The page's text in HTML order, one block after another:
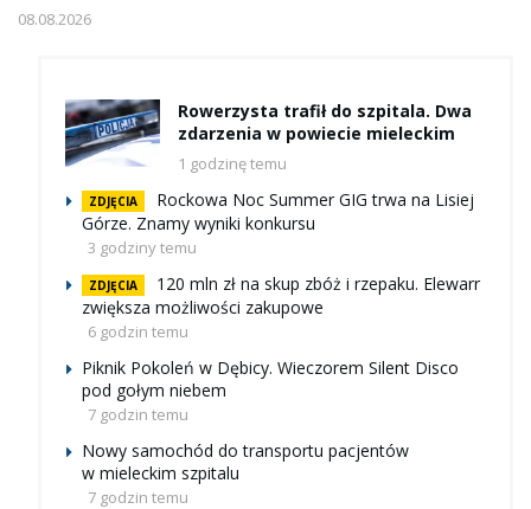
08.08.2026
Rowerzysta trafił do szpitala. Dwa
zdarzenia w powiecie mieleckim
1 godzinę temu
ZDJĘCIA
Rockowa Noc Summer GIG trwa na Lisiej
Górze. Znamy wyniki konkursu
3 godziny temu
ZDJĘCIA
120 mln zł na skup zbóż i rzepaku. Elewarr
zwiększa możliwości zakupowe
6 godzin temu
Piknik Pokoleń w Dębicy. Wieczorem Silent Disco
pod gołym niebem
7 godzin temu
Nowy samochód do transportu pacjentów
w mieleckim szpitalu
7 godzin temu